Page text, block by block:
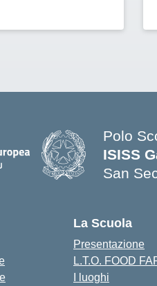
Polo
ISISS
San
La Scuola
Presentazione
L.T.O. FOOD
I luoghi